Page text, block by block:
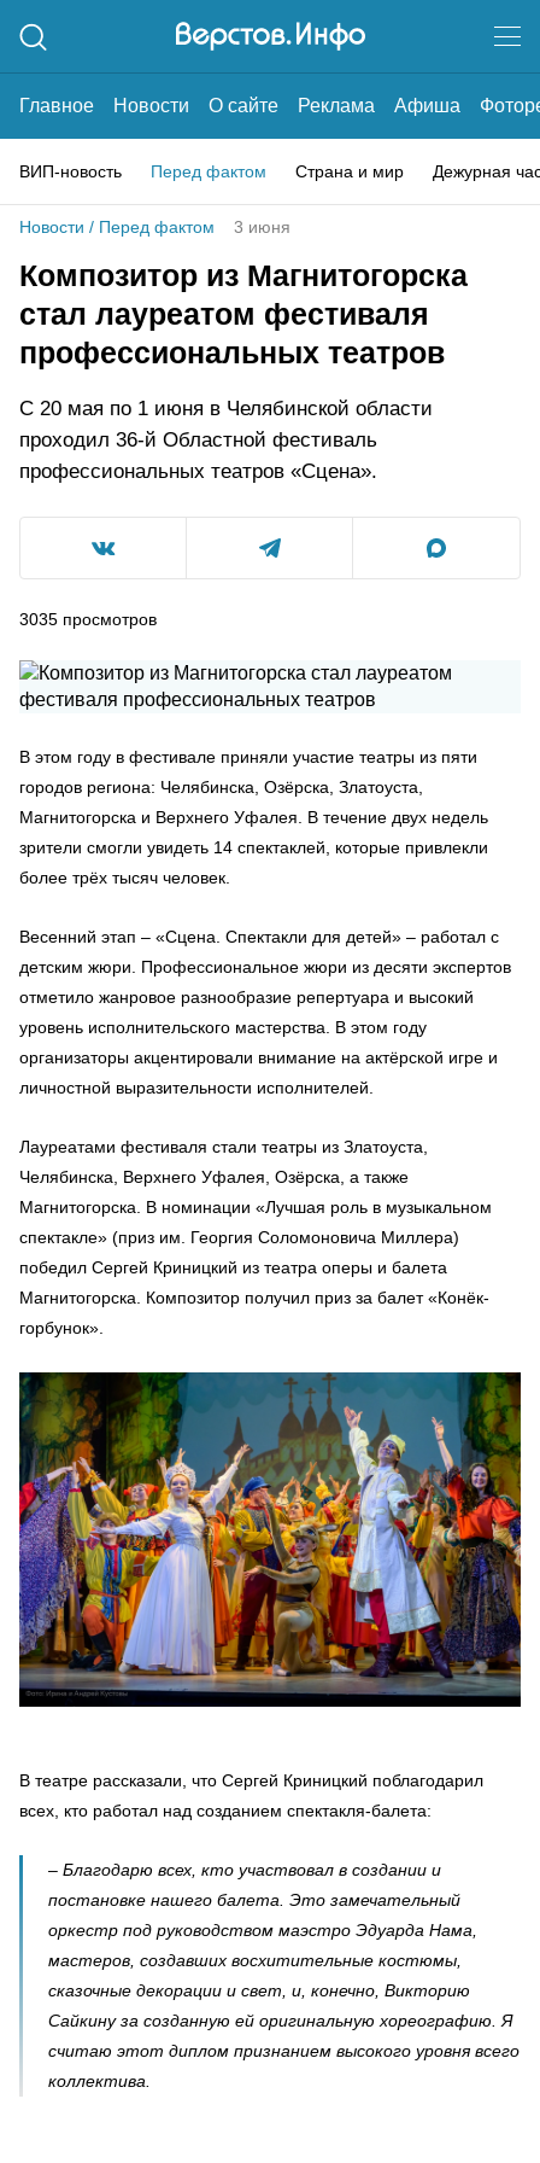
Главное Новости О сайте Реклама Афиша
ВИП-новость Перед фактом Страна и мир Дежурная
Новости / Перед фактом 3 июня
Композитор из Магнитогорска
стал лауреатом фестиваля
профессиональных театров
С 20 мая по 1 июня в Челябинской области
проходил 36-й Областной фестиваль
профессиональных театров «Сцена».
3035 просмотров
В этом году в фестивале приняли участие театры из пяти
городов региона: Челябинска, Озёрска, Златоуста,
Магнитогорска и Верхнего Уфалея. В течение двух недель
зрители смогли увидеть 14 спектаклей, которые привлекли
более трёх тысяч человек.
Весенний этап – «Сцена. Спектакли для детей» – работал с
детским жюри. Профессиональное жюри из десяти экспертов
отметило жанровое разнообразие репертуара и высокий
уровень исполнительского мастерства. В этом году
организаторы акцентировали внимание на актёрской игре и
личностной выразительности исполнителей.
Лауреатами фестиваля стали театры из Златоуста,
Челябинска, Верхнего Уфалея, Озёрска, а также
Магнитогорска. В номинации «Лучшая роль в музыкальном
спектакле» (приз им. Георгия Соломоновича Миллера)
победил Сергей Криницкий из театра оперы и балета
Магнитогорска. Композитор получил приз за балет «Конёк-
горбунок».
В театре рассказали, что Сергей Криницкий поблагодарил
всех, кто работал над созданием спектакля-балета:
– Благодарю всех, кто участвовал в создании и
постановке нашего балета. Это замечательный
оркестр под руководством маэстро Эдуарда Нама,
мастеров, создавших восхитительные костюмы,
сказочные декорации и свет, и, конечно, Викторию
Сайкину за созданную ей оригинальную хореографию. Я
считаю этот диплом признанием высокого уровня всего
коллектива.